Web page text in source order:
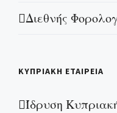
Διεθνής
ΚΥΠΡΙΑΚΗ ΕΤΑΙΡΕΙΑ
Ίδρυση